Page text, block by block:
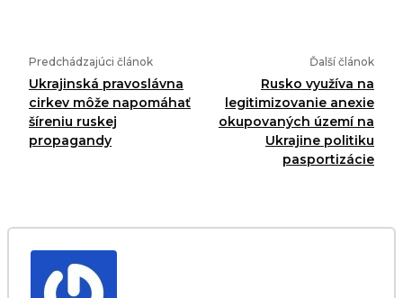
Predchádzajúci článok
Ukrajinská pravoslávna
cirkev môže napomáhať
šíreniu ruskej
propagandy
Ďalší článok
Rusko využíva na
legitimizovanie anexie
okupovaných území na
Ukrajine politiku
pasportizácie